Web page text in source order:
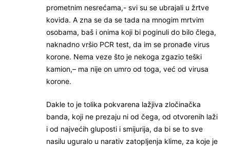
prometnim nesrećama,- svi su se ubrajali u žrtve
kovida. A zna se da se tada na mnogim mrtvim
osobama, baš i onima koji bi poginuli do bilo člega,
naknadno vršio PCR test, da im se pronađe virus
korone. Nema veze što je nekoga zgazio teški
kamion,– ma nije on umro od toga, već od virusa
korone.
Dakle to je tolika pokvarena lažjiva zločinačka
banda, koji ne prezaju ni od čega, od otvorenih laži
i od najvećih gluposti i smijurija, da bi se to sve
nasilu uguralo u narativ zatopljenja klime, za koje je